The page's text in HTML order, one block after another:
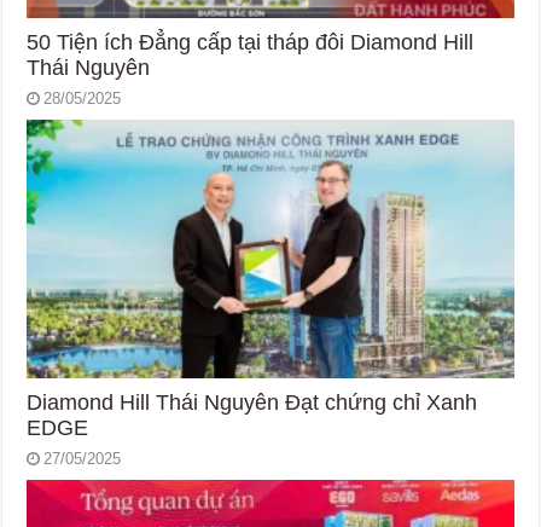
50 Tiện ích Đẳng cấp tại tháp đôi Diamond Hill
Thái Nguyên
28/05/2025
Diamond Hill Thái Nguyên Đạt chứng chỉ Xanh
EDGE
27/05/2025